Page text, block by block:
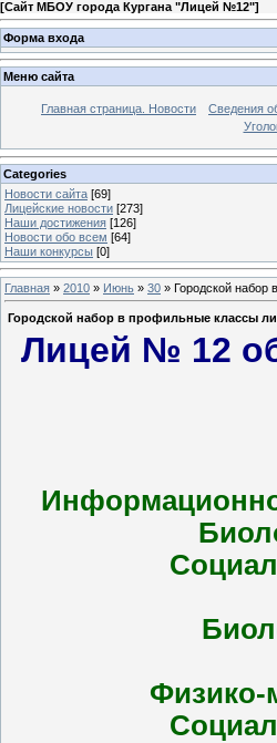
[Сайт МБОУ города Кургана "Лицей №12"]
Форма входа
Меню сайта
Главная страница. Новости Сведения
Categories
Новости сайта [69]
Лицейские новости [273]
Наши достижения [126]
Новости обо всем [64]
Наши конкурсы [0]
Главная » 2010 » Июнь » 30 » Городской набор
Городской набор в профильные классы
Лицей № 12
Физико-